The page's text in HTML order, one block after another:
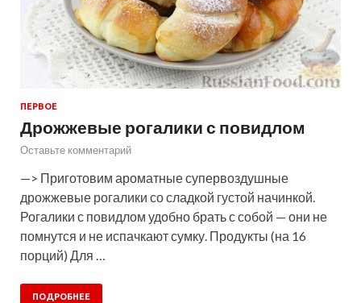
ПЕРВОЕ
Дрожжевые рогалики с повидлом
Оставьте комментарий
—> Приготовим ароматные супервоздушные
дрожжевые рогалики со сладкой густой начинкой.
Рогалики с повидлом удобно брать с собой — они не
помнутся и не испачкают сумку. Продукты (на 16
порций) Для …
ПОДРОБНЕЕ